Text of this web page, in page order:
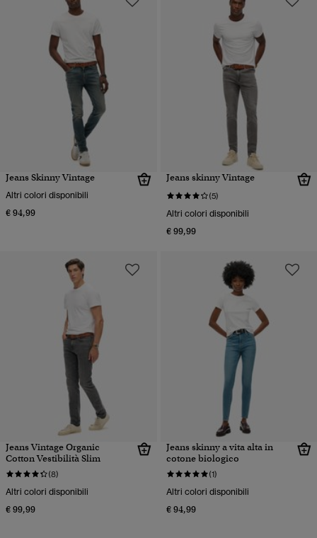
Jeans Skinny Vintage
Altri colori disponibili
€ 94,99
Jeans skinny Vintage
(5)
Altri colori disponibili
€ 99,99
Jeans Vintage Organic
Cotton Vestibilità Slim
(8)
Altri colori disponibili
€ 99,99
Jeans skinny a vita alta in
cotone biologico
(1)
Altri colori disponibili
€ 94,99